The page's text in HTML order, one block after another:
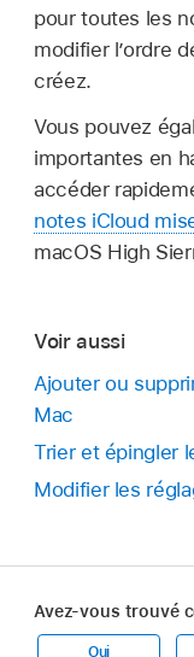
pour toutes les
modifier l’ordre
créez.
Vous pouvez
importantes en
accéder
notes iCloud
macOS High
Voir aussi
Ajouter ou
Mac
Trier et épingler
Modifier les
Avez-vous trouvé
Oui